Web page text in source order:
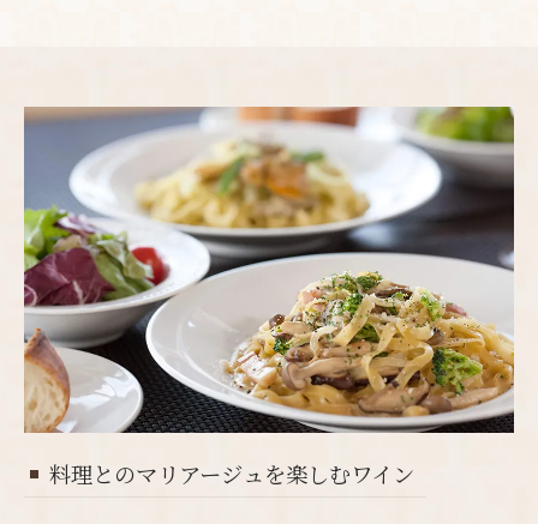
料理とのマリアージュを楽しむワイン